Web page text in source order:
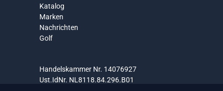
Katalog
Marken
Nachrichten
Golf
Handelskammer Nr. 14076927
Ust.IdNr. NL8118.84.296.B01